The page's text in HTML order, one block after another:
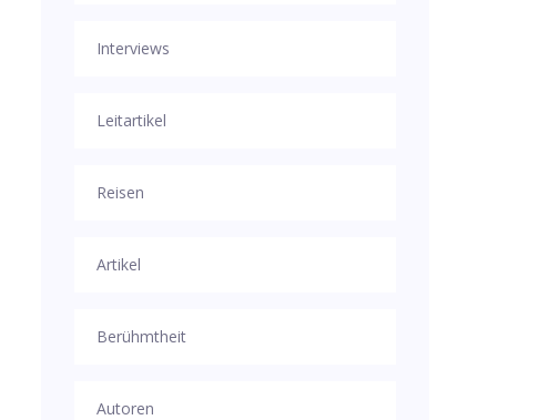
Interviews
Leitartikel
Reisen
Artikel
Berühmtheit
Autoren